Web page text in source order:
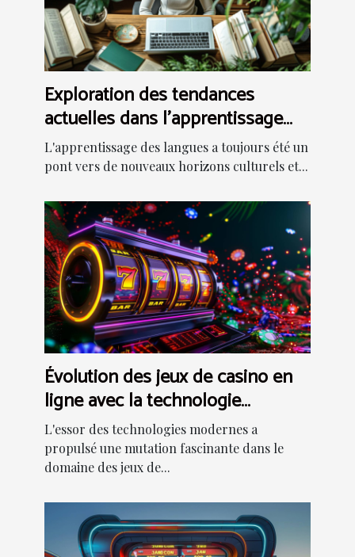
Exploration des tendances
actuelles dans l'apprentissage
des langues en ligne
L'apprentissage des langues a toujours été un
pont vers de nouveaux horizons culturels et...
Évolution des jeux de casino en
ligne avec la technologie
moderne
L'essor des technologies modernes a
propulsé une mutation fascinante dans le
domaine des jeux de...